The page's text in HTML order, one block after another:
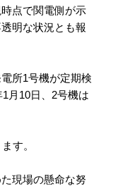
点で関電側が示
明な状況とも報
所1号機が定期検
月10日、2号機は
す。
現場の懸命な努